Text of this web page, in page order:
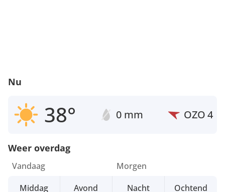
Nu
38° 0 mm OZO4
Weer overdag
Vandaag
Middag
Avond
Morgen
Nacht
Ochtend